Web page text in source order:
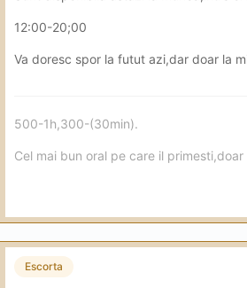
de substanță. Din pură coincidență,
condiții optime și care a evoluat
m-am conformat bucuros și degrabă.
pic pe fesele ei confortabile si fine.
Timp la înălțime – 50 de minute
Plătit prețul menționat în anunț – 500
12:00-20;00
Va doresc spor la futut azi,dar doar la
500-1h,300-(30min).
Cel mai bun oral pe care il primesti,doar
Escorta